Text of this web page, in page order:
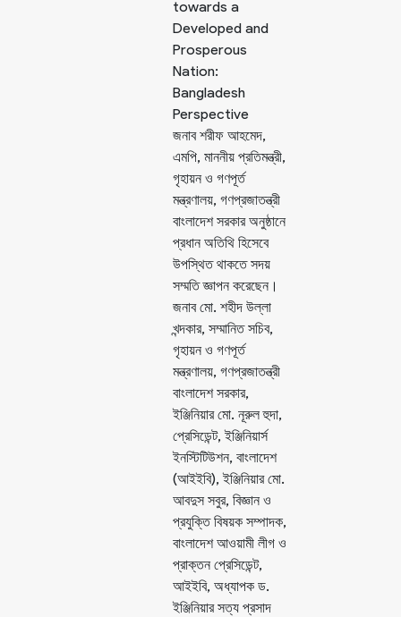
towards a
Developed and
Prosperous
Nation:
Bangladesh
Perspective
জনাব শরীফ আহমেদ,
এমপি, মাননীয় প্রতিমন্ত্রী,
গৃহায়ন ও গণপূর্ত
মন্ত্রণালয়, গণপ্রজাতন্ত্রী
বাংলাদেশ সরকার অনুষ্ঠানে
প্রধান অতিথি হিসেবে
উপস্থিত থাকতে সদয়
সম্মতি জ্ঞাপন করেছেন।
জনাব মো. শহীদ উল্লা
খন্দকার, সম্মানিত সচিব,
গৃহায়ন ও গণপূর্ত
মন্ত্রণালয়, গণপ্রজাতন্ত্রী
বাংলাদেশ সরকার,
ইঞ্জিনিয়ার মো. নূরুল হুদা,
প্রেসিডেন্ট, ইঞ্জিনিয়ার্স
ইনস্টিটিউশন, বাংলাদেশ
(আইইবি), ইঞ্জিনিয়ার মো.
আবদুস সবুর, বিজ্ঞান ও
প্রযুক্তি বিষয়ক সম্পাদক,
বাংলাদেশ আওয়ামী লীগ ও
প্রাক্তন প্রেসিডেন্ট,
আইইবি, অধ্যাপক ড.
ইঞ্জিনিয়ার সত্য প্রসাদ